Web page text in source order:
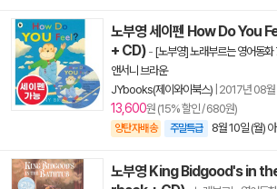
노부영 세이펜 How Do You
+ CD) - [노부영] 노래부르는 영어동
앤서니 브라운
JYbooks(제이와이북스) 2017년 08월
13,600원 (15% 할인 / 680원)
양탄자배송 주말특급 8월 10일 (월)
노부영 King Bidgood's in